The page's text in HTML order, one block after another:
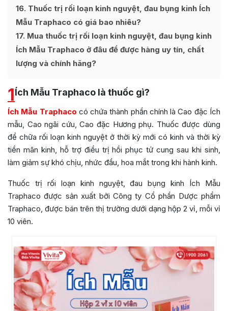
16 Thuốc trị rối loạn kinh nguyệt, đau bụng kinh Ích
Mẫu Traphaco có giá bao nhiêu?
17 Mua thuốc trị rối loạn kinh nguyệt, đau bụng kinh
Ích Mẫu Traphaco ở đâu để được hàng uy tín, chất
lượng và chính hãng?
1Ích Mẫu Traphaco là thuốc gì?
Ích Mẫu Traphaco có chứa thành phần chính là Cao đặc Ích
mẫu, Cao ngãi cứu, Cao đặc Hương phụ. Thuốc được dùng
để chữa rối loạn kinh nguyệt ở thời kỳ mới có kinh và thời kỳ
tiền mãn kinh, hỗ trợ điều trị hồi phục tử cung sau khi sinh,
làm giảm sự khó chịu, nhức đầu, hoa mắt trong khi hành kinh.
Thuốc trị rối loạn kinh nguyệt, đau bụng kinh Ích Mẫu
Traphaco được sản xuất bởi Công ty Cổ phần Dược phẩm
Traphaco, được bán trên thị trường dưới dạng hộp 2 vỉ, mỗi vỉ
10 viên.